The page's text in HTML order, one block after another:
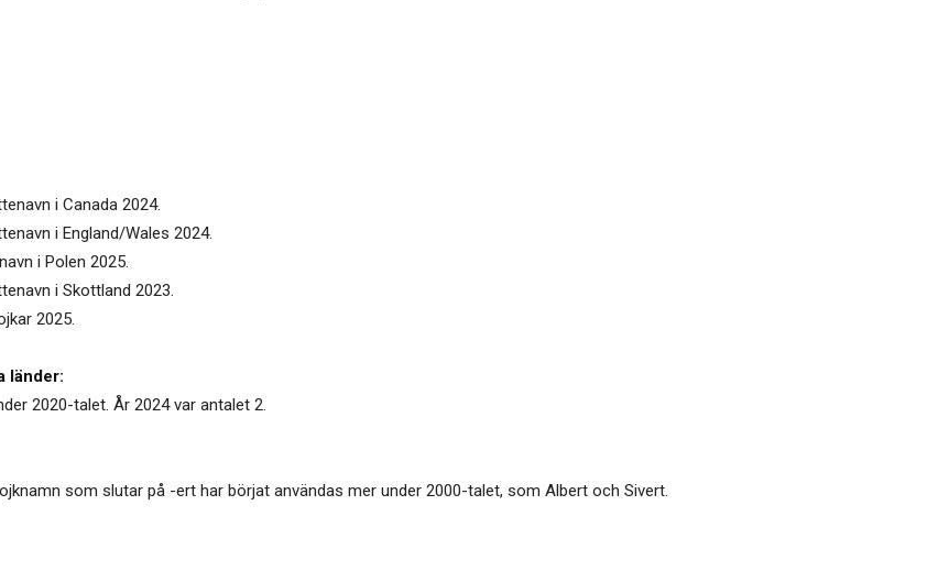
i Canada 2024.
i England/Wales 2024.
i Polen 2025.
i Skottland 2023.
2025.
länder:
2020-talet. År 2024 var antalet 2.
som slutar på -ert har börjat användas mer under 2000-talet, som Albert och Sivert.